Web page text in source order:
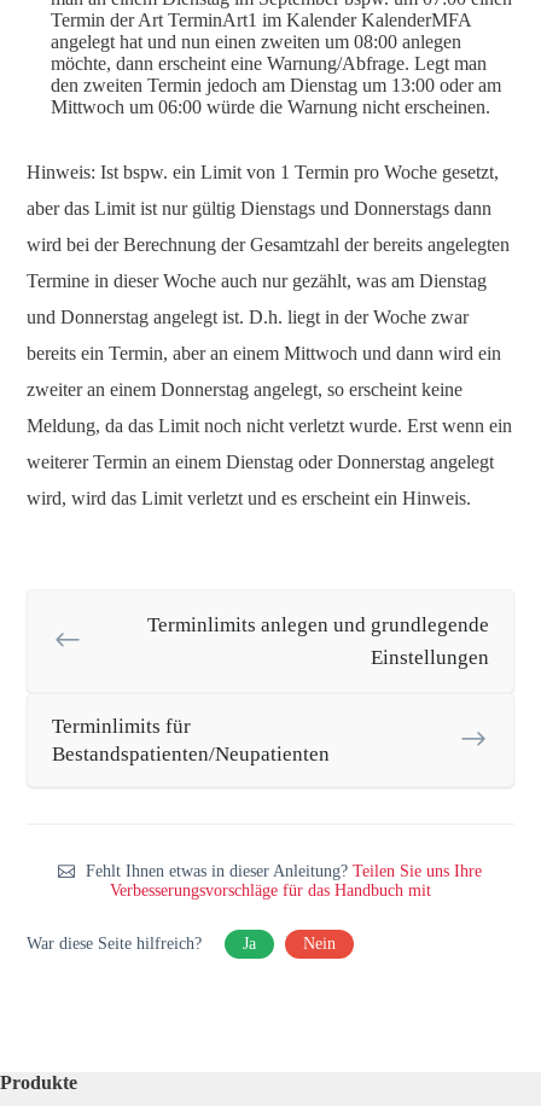
Termin der Art TerminArt1 im Kalender KalenderMFA
angelegt hat und nun einen zweiten um 08:00 anlegen
möchte, dann erscheint eine Warnung/Abfrage. Legt man
den zweiten Termin jedoch am Dienstag um 13:00 oder am
Mittwoch um 06:00 würde die Warnung nicht erscheinen.
Hinweis: Ist bspw. ein Limit von 1 Termin pro Woche gesetzt,
aber das Limit ist nur gültig Dienstags und Donnerstags dann
wird bei der Berechnung der Gesamtzahl der bereits angelegten
Termine in dieser Woche auch nur gezählt, was am Dienstag
und Donnerstag angelegt ist. D.h. liegt in der Woche zwar
bereits ein Termin, aber an einem Mittwoch und dann wird ein
zweiter an einem Donnerstag angelegt, so erscheint keine
Meldung, da das Limit noch nicht verletzt wurde. Erst wenn ein
weiterer Termin an einem Dienstag oder Donnerstag angelegt
wird, wird das Limit verletzt und es erscheint ein Hinweis.
Terminlimits anlegen und grundlegende
Einstellungen
Terminlimits für
Bestandspatienten/Neupatienten
Fehlt Ihnen etwas in dieser Anleitung?Teilen Sie uns Ihre
Verbesserungsvorschläge für das Handbuch mit
War diese Seite hilfreich? Ja Nein
Produkte